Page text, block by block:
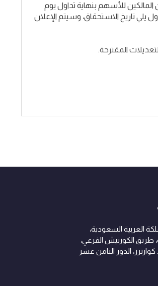
تكون الأحقية للمساهمين المالكين للأسهم بنهاية تداول يوم
يلي تاريخ الاستحقاق، وسيتم الإعلان
العربية السعودية،
طريق الكورنيش الفرعي،
الدور الثامن عشر